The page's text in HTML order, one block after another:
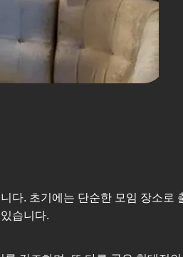
다. 초기에는 단순한 모임 장소로
습니다.